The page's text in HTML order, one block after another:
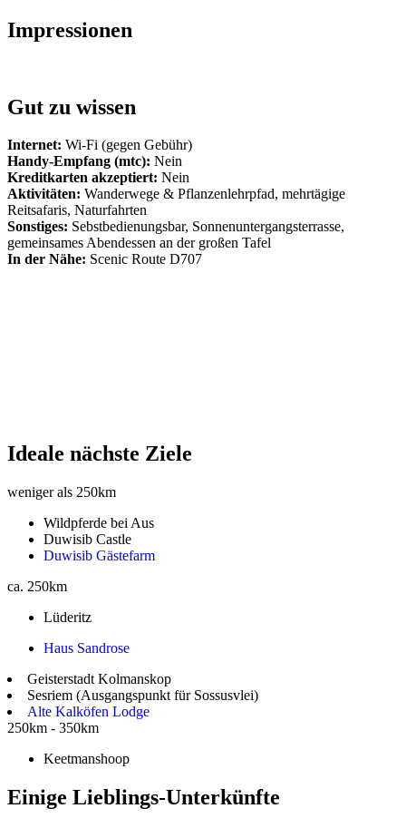
Impressionen
Gut zu wissen
Internet: Wi-Fi (gegen Gebühr)
Handy-Empfang (mtc): Nein
Kreditkarten akzeptiert: Nein
Aktivitäten: Wanderwege & Pflanzenlehrpfad, mehrtägige
Reitsafaris, Naturfahrten
Sonstiges: Sebstbedienungsbar, Sonnenuntergangsterrasse,
gemeinsames Abendessen an der großen Tafel
In der Nähe: Scenic Route D707
Ideale nächste Ziele
weniger als 250km
Wildpferde bei Aus
Duwisib Castle
Duwisib Gästefarm
ca. 250km
Lüderitz
Haus Sandrose
Geisterstadt Kolmanskop
Sesriem (Ausgangspunkt für Sossusvlei)
Alte Kalköfen Lodge
250km - 350km
Keetmanshoop
Einige Lieblings-Unterkünfte